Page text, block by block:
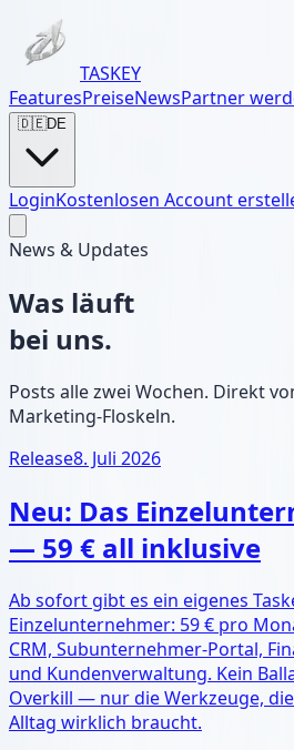
TASKEY
FeaturesPreiseNewsPartner
🇩🇪DE
LoginKostenlosen Account
News & Updates
Was läuft
bei uns.
Posts alle zwei Wochen. Direkt
Marketing-Floskeln.
Release8. Juli 2026
Neu: Das
— 59 € all inklusive
Ab sofort gibt es ein eigenes
Einzelunternehmer: 59 € pro
CRM, Subunternehmer-Portal,
und Kundenverwaltung. Kein
Overkill — nur die Werkzeuge,
Alltag wirklich braucht.